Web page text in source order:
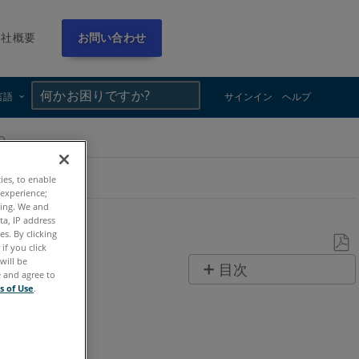
概要 お問い合わせ
語 サインイン ヘルプ
と
目次
to enable
We and
IP address
By clicking
if you click
be
and agree to
of Use.